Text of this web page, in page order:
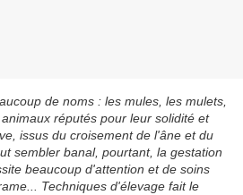
de noms : les mules, les mulets,
réputés pour leur solidité et
issus du croisement de l'âne et du
sembler banal, pourtant, la gestation
beaucoup d'attention et de soins
Techniques d'élevage fait le